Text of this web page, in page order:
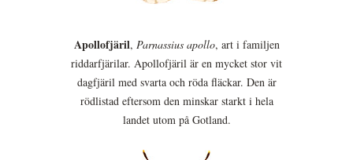
Apollofjäril, Parnassius apollo, art i familjen
riddarfjärilar. Apollofjäril är en mycket stor vit
dagfjäril med svarta och röda fläckar. Den är
rödlistad eftersom den minskar starkt i hela
landet utom på Gotland.